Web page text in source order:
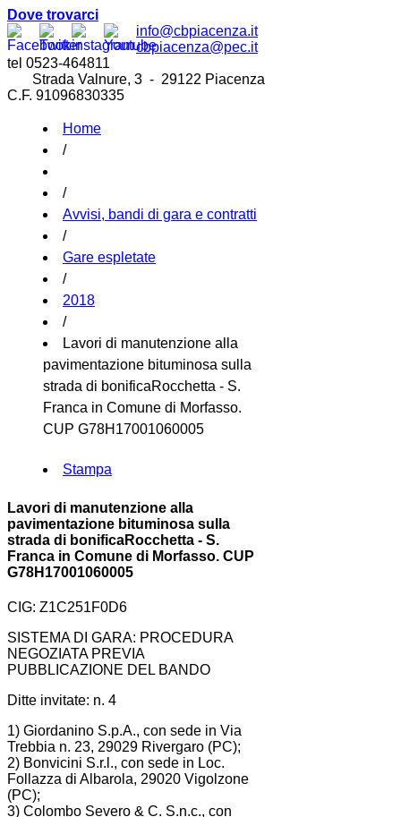
Dove trovarci
info@cbpiacenza.it
cbpiacenza@pec.it
tel 0523-464811
Strada Valnure, 3 - 29122 Piacenza
C.F. 91096830335
Home
/
/
Avvisi, bandi di gara e contratti
/
Gare espletate
/
2018
/
Lavori di manutenzione alla
pavimentazione bituminosa sulla
strada di bonificaRocchetta - S.
Franca in Comune di Morfasso.
CUP G78H17001060005
Stampa
Lavori di manutenzione alla
pavimentazione bituminosa sulla
strada di bonificaRocchetta - S.
Franca in Comune di Morfasso. CUP
G78H17001060005
CIG: Z1C251F0D6
SISTEMA DI GARA: PROCEDURA
NEGOZIATA PREVIA
PUBBLICAZIONE DEL BANDO
Ditte invitate: n. 4
1) Giordanino S.p.A., con sede in Via
Trebbia n. 23, 29029 Rivergaro (PC);
2) Bonvicini S.r.l., con sede in Loc.
Follazza di Albarola, 29020 Vigolzone
(PC);
3) Colombo Severo & C. S.n.c., con